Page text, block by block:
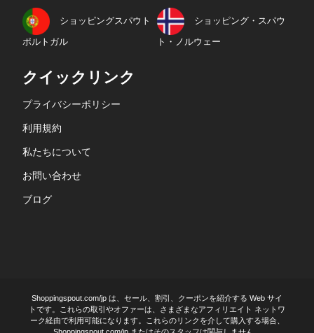
ショッピングスパウト
ポルトガル
ショッピング・スパウ
ト・ノルウェー
クイックリンク
プライバシーポリシー
利用規約
私たちについて
お問い合わせ
ブログ
Shoppingspout.com/jp は、セール、割引、クーポンを紹介する Web サイ
トです。これらの取引やオファーは、さまざまなアフィリエイト ネットワ
ーク経由で利用可能になります。これらのリンクを介して購入する場合、